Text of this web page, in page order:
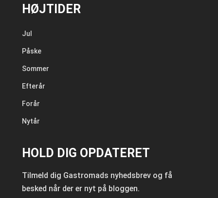
HØJTIDER
Jul
Påske
Sommer
Efterår
Forår
Nytår
HOLD DIG OPDATERET
Tilmeld dig Gastromads nyhedsbrev og få
besked når der er nyt på bloggen.